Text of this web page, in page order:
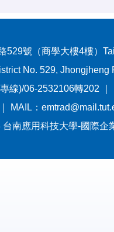
529號（商學大樓4樓）
No. 529, Jhongjheng
線)/06-2532106轉202 ｜
MAIL：
南應用科技大學-國際企